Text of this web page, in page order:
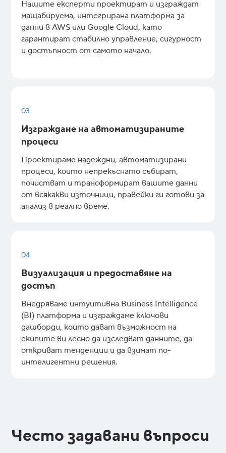
Нашите експерти проектират и изграждат
мащабируема, интегрирана платформа за
данни в AWS или Google Cloud, като
гарантират стабилно управление, сигурност
и достъпност от самото начало.
03
Изграждане на автоматизираните
процеси
Проектираме надеждни, автоматизирани
процеси, които непрекъснато събират,
почистват и трансформират вашите данни
от всякакви източници, правейки ги готови за
анализ в реално време.
04
Визуализация и предоставяне на
достъп
Внедряваме интуитивна Business Intelligence
(BI) платформа и изграждаме ключови
дашборди, които дават възможност на
екипите ви лесно да изследват данните, да
откриват тенденции и да взимат по-
интелигентни решения.
Често задавани въпроси